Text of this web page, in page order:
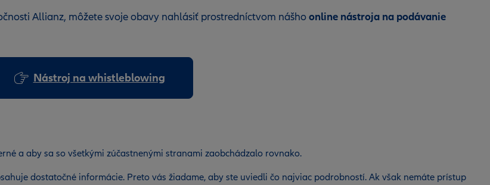
Allianz, môžete svoje obavy nahlásiť prostredníctvom nášhoonline nástroja na podávanie
Nástroj na whistleblowing
a aby sa so všetkými zúčastnenými stranami zaobchádzalo rovnako.
dostatočné informácie. Preto vás žiadame, aby ste uviedli čo najviac podrobností. Ak však nemáte prístup